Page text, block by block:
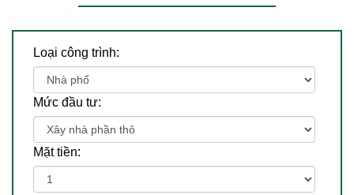
Loại công trình:
Mức đầu tư:
Mặt tiền: